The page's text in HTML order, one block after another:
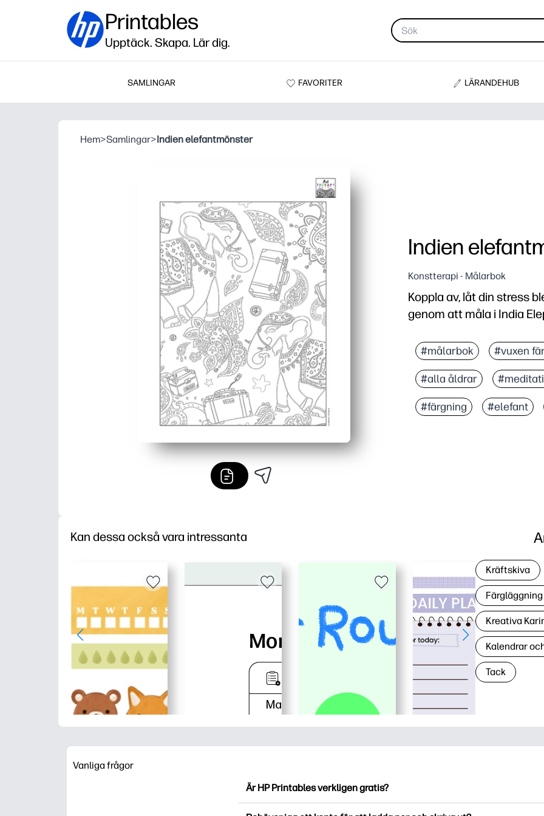
Printables
Upptäck. Skapa. Lär dig.
SAMLINGAR FAVORITER LÄRANDEHUB
Hem>Samlingar>Indien elefantmönster
Indien
Konstterapi - Målarbok
Koppla av, låt din stress
genom att måla i India
Skriv ut och gå - noll
Lugnande, skärmfritt
Bygger finmotorisk
Vackra indiska
#målarbok #vuxen
#alla åldrar
#färgning #elefant
Kan dessa också vara intressanta
Kräftskiva
Kreativa
Kalendrar
Tack
Vanliga frågor
Är HP Printables verkligen gratis?